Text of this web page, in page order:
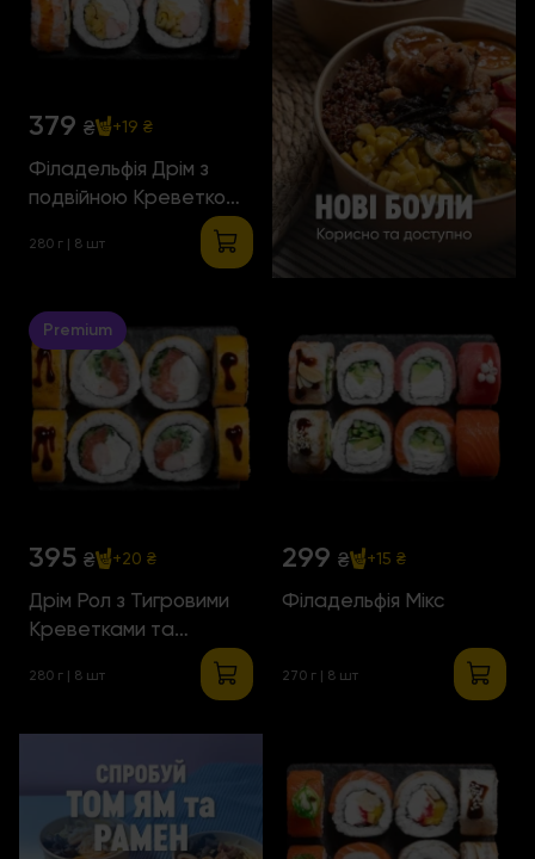
379 ₴ +19 ₴
Філадельфія Дрім з
подвійною Креветкою
280 г | 8 шт
Premium
395 ₴ +20 ₴
Дрім Рол з Тигровими
Креветками та
Атлантичним Лососем
280 г | 8 шт
299 ₴ +15 ₴
Філадельфія Мікс
270 г | 8 шт